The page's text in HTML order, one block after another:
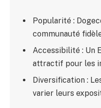
Popularité :
communauté
Accessibilité : Un
attractif pour les
Diversification :
varier leurs